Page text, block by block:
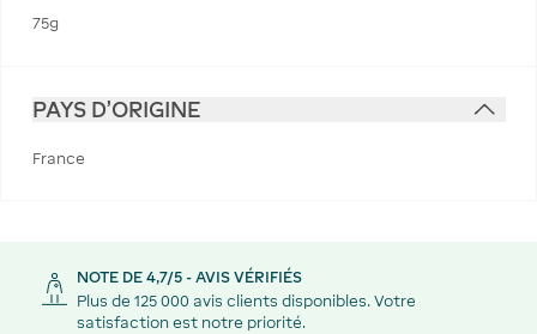
75g
PAYS D'ORIGINE
France
NOTE DE 4,7/5 - AVIS VÉRIFIÉS
Plus de 125 000 avis clients disponibles. Votre
satisfaction est notre priorité.